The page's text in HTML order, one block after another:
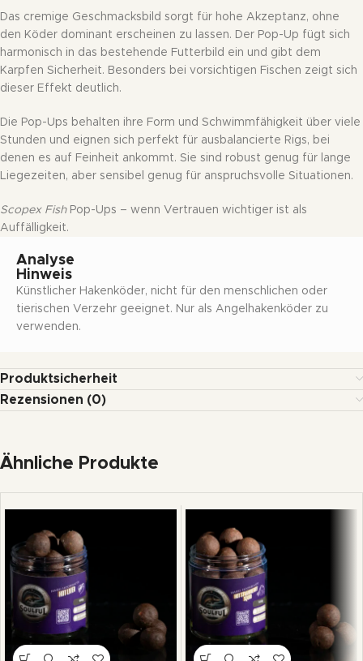
Das cremige Geschmacksbild sorgt für hohe Akzeptanz, ohne
den Köder dominant erscheinen zu lassen. Der Pop-Up fügt sich
harmonisch in das bestehende Futterbild ein und gibt dem
Karpfen Sicherheit. Besonders bei vorsichtigen Fischen zeigt sich
dieser Effekt deutlich.
Die Pop-Ups behalten ihre Form und Schwimmfähigkeit über viele
Stunden und eignen sich perfekt für ausbalancierte Rigs, bei
denen es auf Feinheit ankommt. Sie sind robust genug für lange
Liegezeiten, aber sensibel genug für anspruchsvolle Situationen.
Scopex FishPop-Ups – wenn Vertrauen wichtiger ist als
Auffälligkeit.
Analyse
Hinweis
Künstlicher Hakenköder, nicht für den menschlichen oder
tierischen Verzehr geeignet. Nur als Angelhakenköder zu
verwenden.
Produktsicherheit
Rezensionen (0)
Ähnliche Produkte